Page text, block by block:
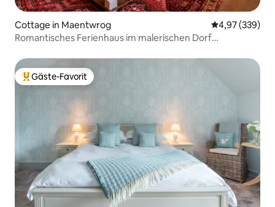
Cottage in Maentwrog
4,97 (339)
Romantisches Ferienhaus im malerischen Dorf
Beliebter Gäste-Favorit.
Gäste-Favorit